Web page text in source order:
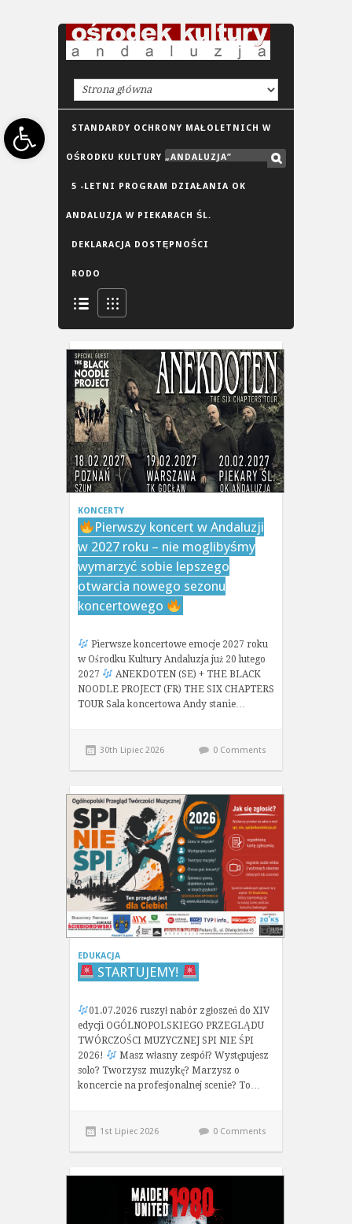
Open toolbarSTANDARDY OCHRONY MAŁOLETNICH W
OŚRODKU KULTURY „ANDALUZJA”
5 -LETNI PROGRAM DZIAŁANIA OK
ANDALUZJA W PIEKARACH ŚL.
DEKLARACJA DOSTĘPNOŚCI
RODO
KONCERTY
Pierwszy koncert w Andaluzji
w 2027 roku – nie moglibyśmy
wymarzyć sobie lepszego
otwarcia nowego sezonu
koncertowego
Pierwsze koncertowe emocje 2027 roku
w Ośrodku Kultury Andaluzja już 20 lutego
2027
ANEKDOTEN (SE) + THE BLACK
NOODLE PROJECT (FR) THE SIX CHAPTERS
TOUR Sala koncertowa Andy stanie…
30th Lipiec 2026 0 Comments
EDUKACJA
STARTUJEMY!
01.07.2026 ruszył nabór zgłoszeń do XIV
edycji OGÓLNOPOLSKIEGO PRZEGLĄDU
TWÓRCZOŚCI MUZYCZNEJ SPI NIE ŚPI
2026!
Masz własny zespół? Występujesz
solo? Tworzysz muzykę? Marzysz o
koncercie na profesjonalnej scenie? To…
1st Lipiec 2026 0 Comments